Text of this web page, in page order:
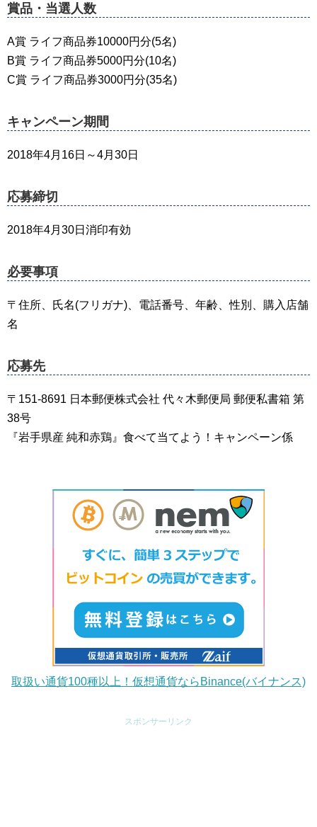
賞品・当選人数
A賞 ライフ商品券10000円分(5名)
B賞 ライフ商品券5000円分(10名)
C賞 ライフ商品券3000円分(35名)
キャンペーン期間
2018年4月16日～4月30日
応募締切
2018年4月30日消印有効
必要事項
〒住所、氏名(フリガナ)、電話番号、年齢、性別、購入店舗
名
応募先
〒151-8691 日本郵便株式会社 代々木郵便局 郵便私書箱 第
38号
『岩手県産 純和赤鶏』食べて当てよう！キャンペーン係
取扱い通貨100種以上！仮想通貨ならBinance(バイナンス)
スポンサーリンク